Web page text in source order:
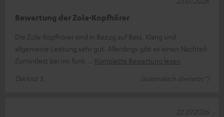
Bewertung der Zola-Kopfhörer
Die Zola-Kopfhörer sind in Bezug auf Bass, Klang und
allgemeine Leistung sehr gut. Allerdings gibt es einen Nachteil:
Zumindest bei mir funk
Komplette Bewertung lesen
Dariusz S.
(automatisch übersetzt *)
22.07.2026